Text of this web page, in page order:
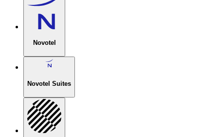
Novotel
Novotel Suites